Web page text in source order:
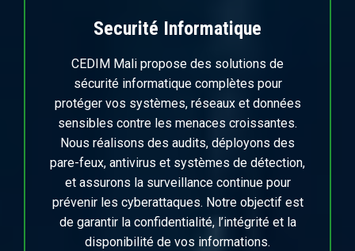
Securité Informatique
CEDIM Mali propose des solutions de
sécurité informatique complètes pour
protéger vos systèmes, réseaux et données
sensibles contre les menaces croissantes.
Nous réalisons des audits, déployons des
pare-feux, antivirus et systèmes de détection,
et assurons la surveillance continue pour
prévenir les cyberattaques. Notre objectif est
de garantir la confidentialité, l’intégrité et la
disponibilité de vos informations.